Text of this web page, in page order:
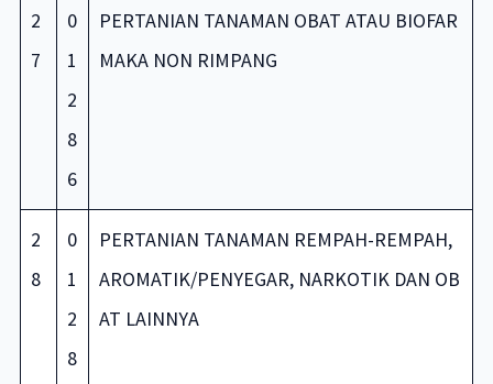
2
7
0
1
2
8
6
PERTANIAN TANAMAN OBAT ATAU BIOFAR
MAKA NON RIMPANG
2
8
0
1
2
8
PERTANIAN TANAMAN REMPAH-REMPAH,
AROMATIK/PENYEGAR, NARKOTIK DAN OB
AT LAINNYA